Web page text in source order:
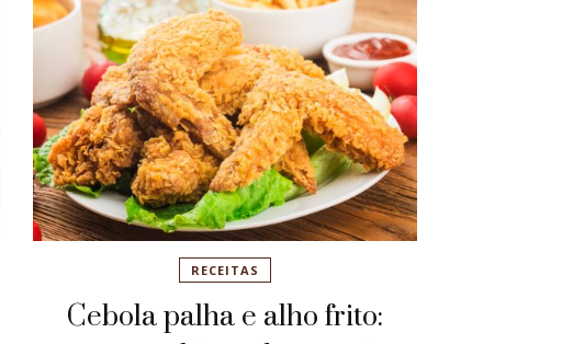
RECEITAS
Cebola palha e alho frito: